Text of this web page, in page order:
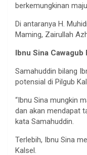
berkemungkinan
Di antaranya H.
Maming, Zairullah
Ibnu Sina Cawagub
Samahuddin bilang
potensial di Pilgub
“Ibnu Sina mungkin
dan akan mendapat
kata Samahuddin.
Terlebih, Ibnu Sina
Kalsel.